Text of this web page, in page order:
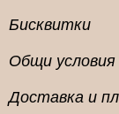
Бисквитки
Общи условия
Доставка и